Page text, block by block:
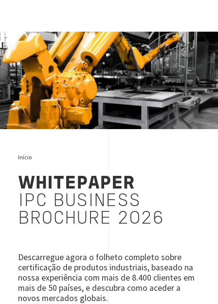
IPC Business Brochure 2026
Início
WHITEPAPER
IPC BUSINESS
BROCHURE 2026
Descarregue agora o folheto completo sobre
certificação de produtos industriais, baseado na
nossa experiência com mais de 8.400 clientes em
mais de 50 países, e descubra como aceder a
novos mercados globais.